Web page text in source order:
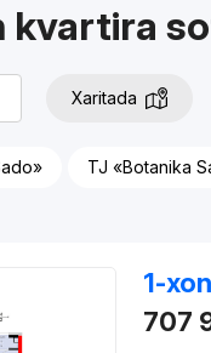
kvartira
Xaritada
TJ «Botanika
1-
707